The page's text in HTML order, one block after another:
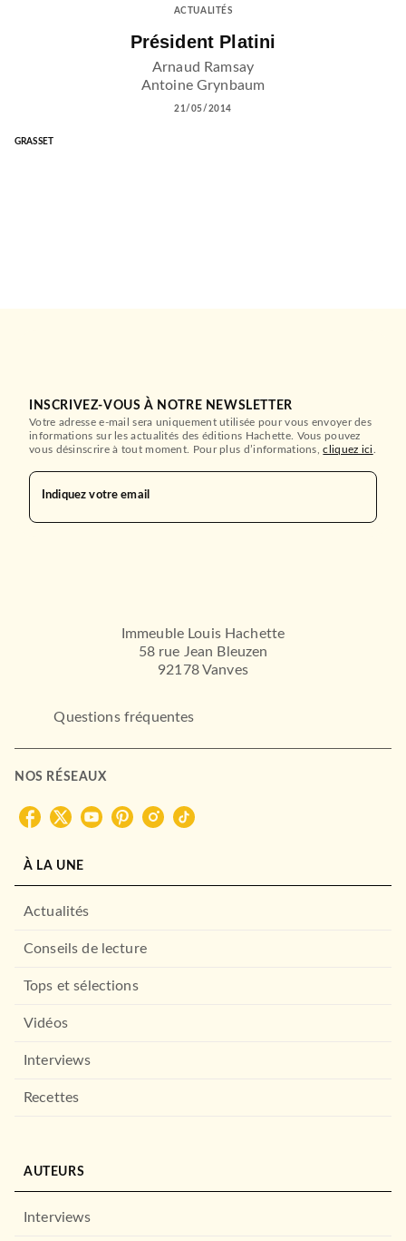
ACTUALITÉS
Président Platini
Arnaud Ramsay
Antoine Grynbaum
21/05/2014
GRASSET
INSCRIVEZ-VOUS À NOTRE NEWSLETTER
Votre adresse e-mail sera uniquement utilisée pour vous envoyer des
informations sur les actualités des éditions Hachette. Vous pouvez
vous désinscrire à tout moment. Pour plus d’informations,cliquez ici
Indiquez votre email
Immeuble Louis Hachette
58 rue Jean Bleuzen
92178 Vanves
Questions fréquentes
NOS RÉSEAUX
À LA UNE
Actualités
Conseils de lecture
Tops et sélections
Vidéos
Interviews
Recettes
AUTEURS
Interviews